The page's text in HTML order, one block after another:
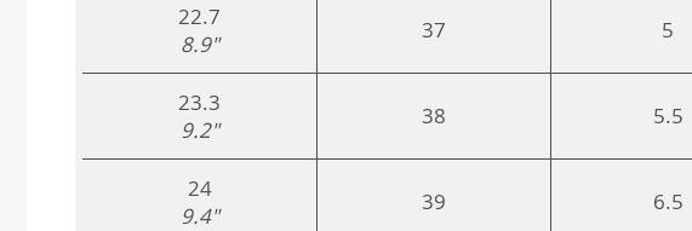
22.7
8.9"
37 5
23.3
9.2"
38 5.5
24
9.4"
39 6.5